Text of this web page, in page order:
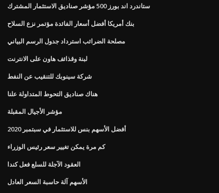
ستاندرد اند بورز 500 مؤشر صناديق الاستثمار المشترك
بنك أمريكا أفضل أسعار الفائدة مؤتمر نزع السلاح
مصلحة الضرائب استرداد جدول الرسم البياني
لبنة وقذائف هاون على الانترنت
شركة سينوبك للتنقيب عن النفط
هناك صناديق التحوط المتداولة علنا
مؤشر الأجيال المقبلة
أفضل الأسهم بنس للاستثمار في سبتمبر 2020
كم مرة يمكن تغيير سعر رئيس الوزراء
العقود الآجلة للسلع فعل كندا
الأسهم آلة حاسبة السعر العادل